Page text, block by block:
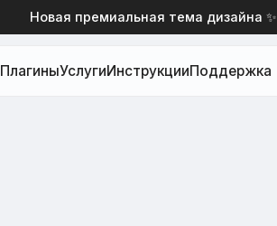
Новая премиальная тема дизайна ✨
ПлагиныУслугиИнструкцииПоддержка